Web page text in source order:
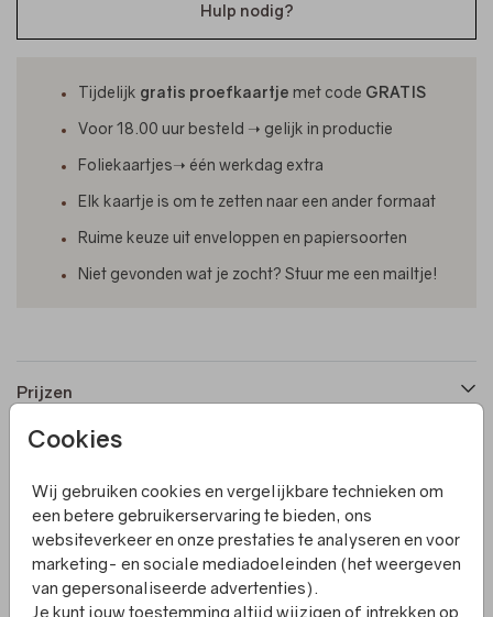
Cookies
Wij gebruiken cookies en vergelijkbare technieken om
een betere gebruikerservaring te bieden, ons
websiteverkeer en onze prestaties te analyseren en voor
marketing- en sociale mediadoeleinden (het weergeven
van gepersonaliseerde advertenties).
Je kunt jouw toestemming altijd wijzigen of intrekken op
Hulp nodig?
Tijdelijk gratis proefkaartje met code GRATIS
Voor 18.00 uur besteld ➝ gelijk in productie
Foliekaartjes➝ één werkdag extra
Elk kaartje is om te zetten naar een ander formaat
Ruime keuze uit enveloppen en papiersoorten
Niet gevonden wat je zocht? Stuur me een mailtje!
Prijzen
Productinformatie
Omschrijving
Een mooie sluitzegel helemaal passend bij het
geboortekaartje meisje met smalle voorkant, houten